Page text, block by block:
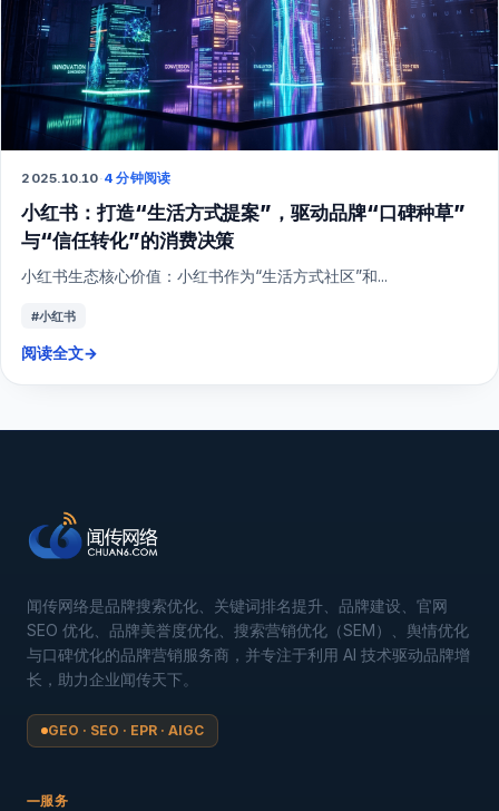
2025.10.10·4 分钟阅读
小红书：打造“生活方式提案”，驱动品牌“口碑种草”
与“信任转化”的消费决策
小红书生态核心价值：小红书作为“生活方式社区”和...
#小红书
阅读全文→
闻传网络是品牌搜索优化、关键词排名提升、品牌建设、官网
SEO 优化、品牌美誉度优化、搜索营销优化（SEM）、舆情优化
与口碑优化的品牌营销服务商，并专注于利用 AI 技术驱动品牌增
长，助力企业闻传天下。
GEO · SEO · EPR · AIGC
服务